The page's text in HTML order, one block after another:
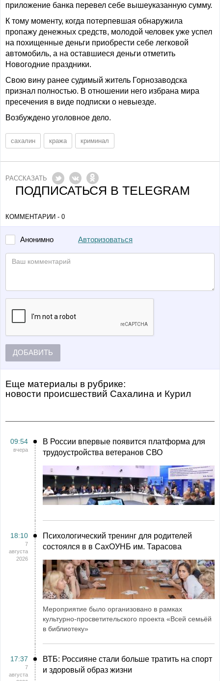
приложение банка перевел себе вышеуказанную сумму.
К тому моменту, когда потерпевшая обнаружила
пропажу денежных средств, молодой человек уже успел
на похищенные деньги приобрести себе легковой
автомобиль, а на оставшиеся деньги отметить
Новогодние праздники.
Свою вину ранее судимый житель Горнозаводска
признал полностью. В отношении него избрана мира
пресечения в виде подписки о невыезде.
Возбуждено уголовное дело.
сахалин кража криминал
РАССКАЗАТЬ
ПОДПИСАТЬСЯ В TELEGRAM
КОММЕНТАРИИ - 0
Анонимно Авторизоваться
ДОБАВИТЬ
Еще материалы в рубрике:
Новости происшествий Сахалина и Курил
09:54
вчера
В России впервые появится платформа для
трудоустройства ветеранов СВО
18:10
7
августа
2026
Психологический тренинг для родителей
состоялся в в СахОУНБ им. Тарасова
Мероприятие было организовано в рамках
культурно-просветительского проекта «Всей семьёй
в библиотеку»
17:37
7
августа
ВТБ: Россияне стали больше тратить на спорт
и здоровый образ жизни